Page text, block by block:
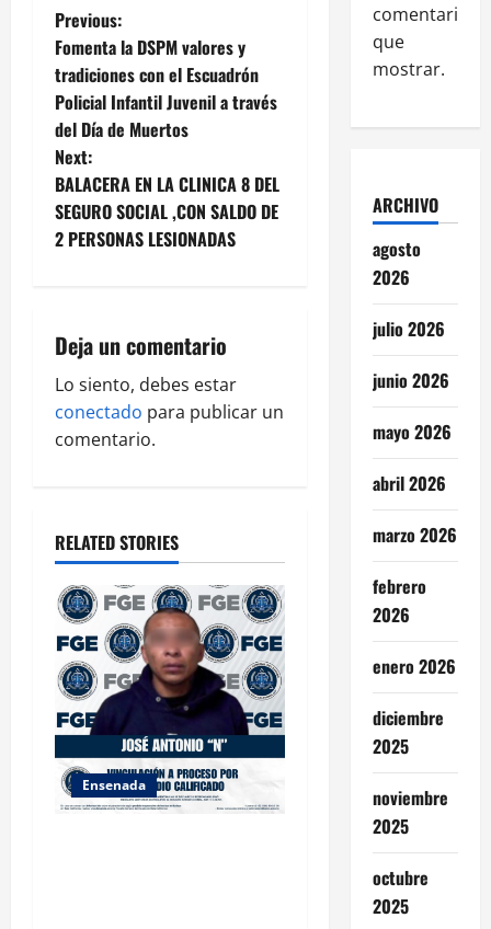
P
o
s
t
n
a
i
g
a
i
o
n
Previous:
Fomenta la DSPM valores y
tradiciones con el Escuadrón
Policial Infantil Juvenil a través
del Día de Muertos
Next:
BALACERA EN LA CLINICA 8 DEL
SEGURO SOCIAL ,CON SALDO DE
2 PERSONAS LESIONADAS
Deja un comentario
Lo siento, debes estar
conectado para publicar un
comentario.
RELATED STORIES
Ensenada
comentarios
que
mostrar.
ARCHIVO
agosto
2026
julio 2026
junio 2026
mayo 2026
abril 2026
marzo 2026
febrero
2026
enero 2026
diciembre
2025
noviembre
2025
octubre
2025